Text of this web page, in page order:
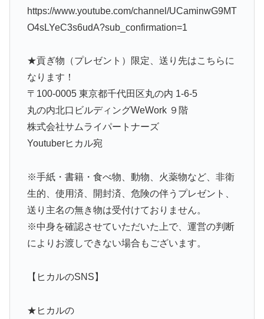
https://www.youtube.com/channel/UCaminwG9MT
O4sLYeC3s6udA?sub_confirmation=1
★貢ぎ物（プレゼント）限定、送り先はこちらに
なります！
〒100-0005 東京都千代田区丸の内 1-6-5
丸の内北口ビルディングWeWork ９階
株式会社サムライパートナーズ
Youtuberヒカル宛
※手紙・書籍・食べ物、動物、火薬物など、非衛
生的、使用済、開封済、危険の伴うプレゼント、
送り主名の無き物は受付けておりません。
※中身を確認させていただいた上で、運営の判断
によりお渡しできない場合もございます。
【ヒカルのSNS】
★ヒカルの